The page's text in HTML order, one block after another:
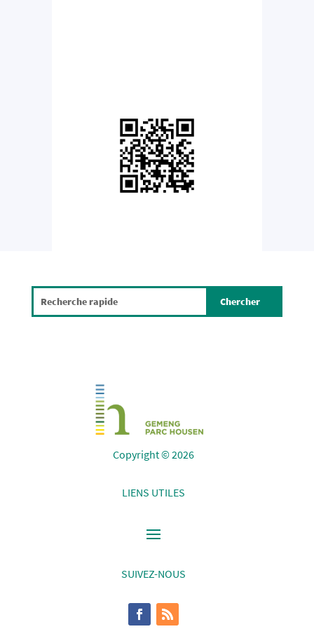
Copyright © 2026
LIENS UTILES
SUIVEZ-NOUS